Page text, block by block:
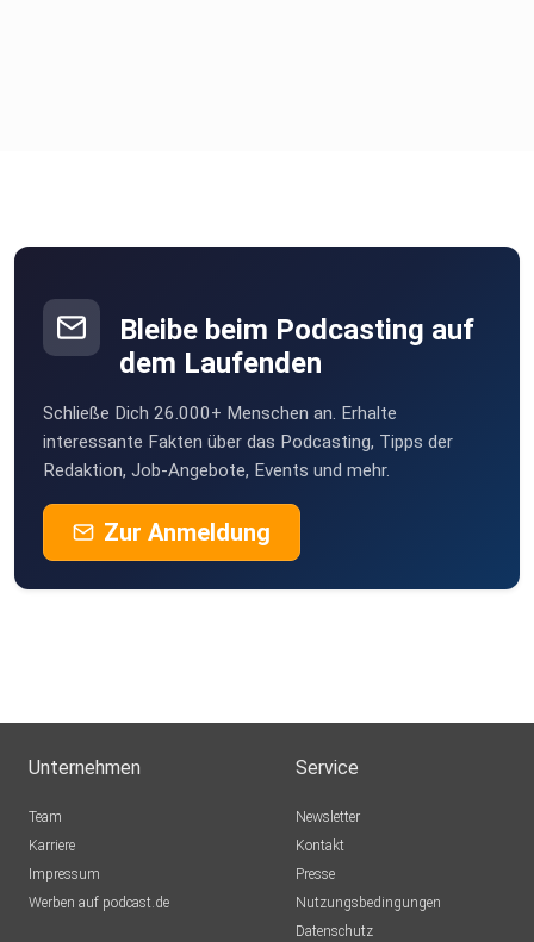
Bleibe beim Podcasting auf
dem Laufenden
Schließe Dich 26.000+ Menschen an. Erhalte
interessante Fakten über das Podcasting, Tipps der
Redaktion, Job-Angebote, Events und mehr.
Zur Anmeldung
Unternehmen
Team
Karriere
Impressum
Werben auf podcast.de
Service
Newsletter
Kontakt
Presse
Nutzungsbedingungen
Datenschutz